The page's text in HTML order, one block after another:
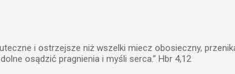
i ostrzejsze niż wszelki miecz obosieczny,
osądzić pragnienia i myśli serca.” Hbr 4,12